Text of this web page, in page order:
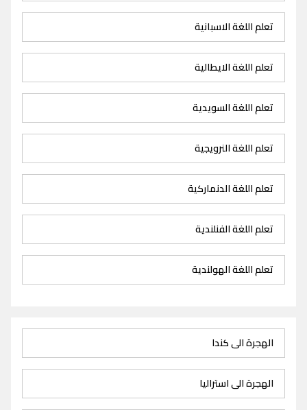
تعلم اللغة الاسبانية
تعلم اللغة الايطالية
تعلم اللغة السويدية
تعلم اللغة النرويجية
تعلم اللغة الدنماركية
تعلم اللغة الفنلندية
تعلم اللغة الهولندية
الهجرة الى كندا
الهجرة الى استراليا